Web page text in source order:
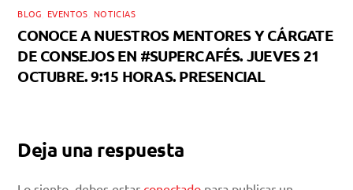
BLOG EVENTOS NOTICIAS
CONOCE A NUESTROS MENTORES Y CÁRGATE
DE CONSEJOS EN #SUPERCAFÉS. JUEVES 21
OCTUBRE. 9:15 HORAS. PRESENCIAL
Deja una respuesta